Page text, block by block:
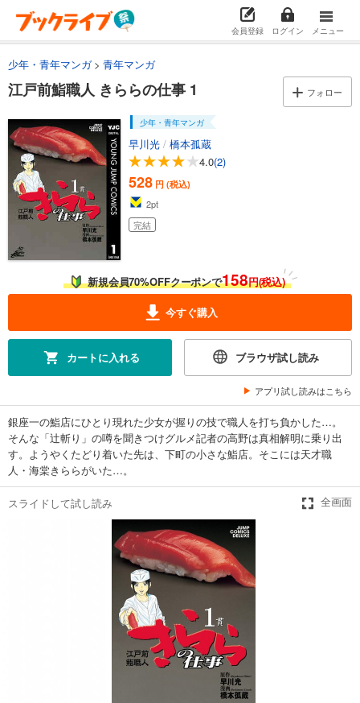
会員登録 ログイン メニュー
少年・青年マンガ 青年マンガ
江戸前鮨職人 きららの仕事 1 フォロー
少年・青年マンガ
早川光 / 橋本孤蔵
4.0(2)
528 円 (税込)
2pt
完結
新規会員70%OFFクーポンで158円(税込)
今すぐ購入
カートに入れる ブラウザ試し読み
アプリ試し読みはこちら
銀座一の鮨店にひとり現れた少女が握りの技で職人を打ち負かした…。
そんな「辻斬り」の噂を聞きつけグルメ記者の高野は真相解明に乗り出
す。ようやくたどり着いた先は、下町の小さな鮨店。そこには天才職
人・海棠きららがいた…。
スライドして試し読み 全画面